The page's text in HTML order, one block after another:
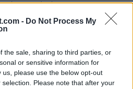
- Do Not Process My
the sale, sharing to third parties, or
or sensitive information for
please use the below opt-out
Please note that after your
puolivälissä.
esitystä tulevasta
Tavoitteena on nimetä uusi
puoliväliin mennessä, Lahti sanoo